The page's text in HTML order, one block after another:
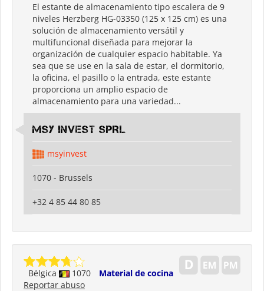
El estante de almacenamiento tipo escalera de 9
niveles Herzberg HG-03350 (125 x 125 cm) es una
solución de almacenamiento versátil y
multifuncional diseñada para mejorar la
organización de cualquier espacio habitable. Ya
sea que se use en la sala de estar, el dormitorio,
la oficina, el pasillo o la entrada, este estante
proporciona un amplio espacio de
almacenamiento para una variedad...
MSY INVEST SPRL
msyinvest
1070 - Brussels
+32 4 85 44 80 85
Bélgica 1070
Material de cocina
Reportar abuso